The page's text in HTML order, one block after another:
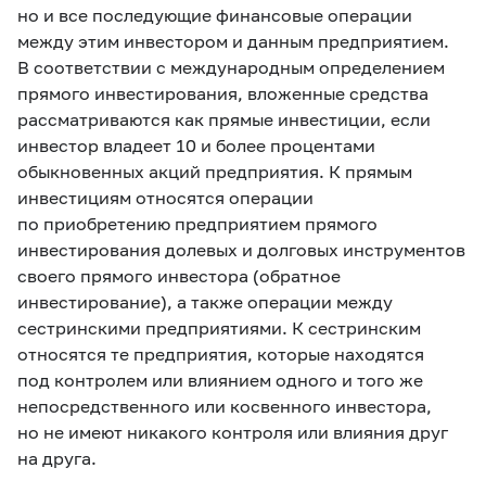
но и все последующие финансовые операции
между этим инвестором и данным предприятием.
В соответствии с международным определением
прямого инвестирования, вложенные средства
рассматриваются как прямые инвестиции, если
инвестор владеет 10 и более процентами
обыкновенных акций предприятия. К прямым
инвестициям относятся операции
по приобретению предприятием прямого
инвестирования долевых и долговых инструментов
своего прямого инвестора (обратное
инвестирование), а также операции между
сестринскими предприятиями. К сестринским
относятся те предприятия, которые находятся
под контролем или влиянием одного и того же
непосредственного или косвенного инвестора,
но не имеют никакого контроля или влияния друг
на друга.